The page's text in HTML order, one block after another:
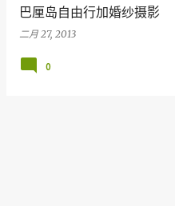
巴厘岛自由行加婚纱摄影
二月 27, 2013
0